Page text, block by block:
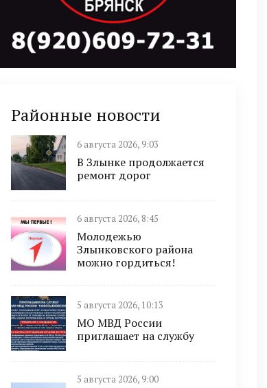
Районные новости
6 августа 2026, 9:03
В Злынке продолжается
ремонт дорог
6 августа 2026, 8:45
Молодежью
Злынковского района
можно гордиться!
5 августа 2026, 10:13
МО МВД России
приглашает на службу
5 августа 2026, 9:00